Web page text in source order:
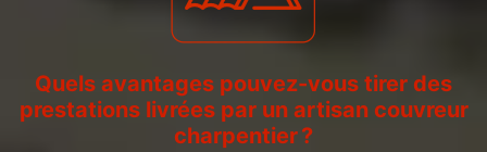
Quels avantages pouvez-vous tirer des
prestations livrées par un artisan couvreur
charpentier ?